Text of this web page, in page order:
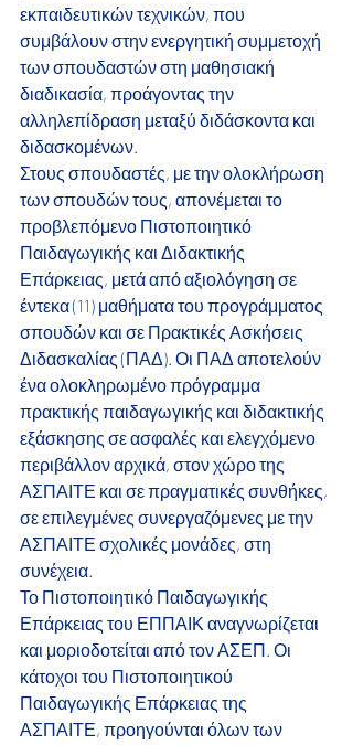
εκπαιδευτικών τεχνικών, που
συμβάλουν στην ενεργητική συμμετοχή
των σπουδαστών στη μαθησιακή
διαδικασία, προάγοντας την
αλληλεπίδραση μεταξύ διδάσκοντα και
διδασκομένων.
Στους σπουδαστές, με την ολοκλήρωση
των σπουδών τους, απονέμεται το
προβλεπόμενο Πιστοποιητικό
Παιδαγωγικής και Διδακτικής
Επάρκειας, μετά από αξιολόγηση σε
έντεκα (11) μαθήματα του προγράμματος
σπουδών και σε Πρακτικές Ασκήσεις
Διδασκαλίας (ΠΑΔ). Οι ΠΑΔ αποτελούν
ένα ολοκληρωμένο πρόγραμμα
πρακτικής παιδαγωγικής και διδακτικής
εξάσκησης σε ασφαλές και ελεγχόμενο
περιβάλλον αρχικά, στον χώρο της
ΑΣΠΑΙΤΕ και σε πραγματικές συνθήκες,
σε επιλεγμένες συνεργαζόμενες με την
ΑΣΠΑΙΤΕ σχολικές μονάδες, στη
συνέχεια.
Το Πιστοποιητικό Παιδαγωγικής
Επάρκειας του ΕΠΠΑΙΚ αναγνωρίζεται
και μοριοδοτείται από τον ΑΣΕΠ. Οι
κάτοχοι του Πιστοποιητικού
Παιδαγωγικής Επάρκειας της
ΑΣΠΑΙΤΕ, προηγούνται όλων των